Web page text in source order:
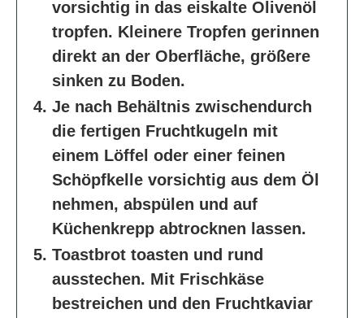
vorsichtig in das eiskalte Olivenöl
tropfen. Kleinere Tropfen gerinnen
direkt an der Oberfläche, größere
sinken zu Boden.
Je nach Behältnis zwischendurch
die fertigen Fruchtkugeln mit
einem Löffel oder einer feinen
Schöpfkelle vorsichtig aus dem Öl
nehmen, abspülen und auf
Küchenkrepp abtrocknen lassen.
Toastbrot toasten und rund
ausstechen. Mit Frischkäse
bestreichen und den Fruchtkaviar